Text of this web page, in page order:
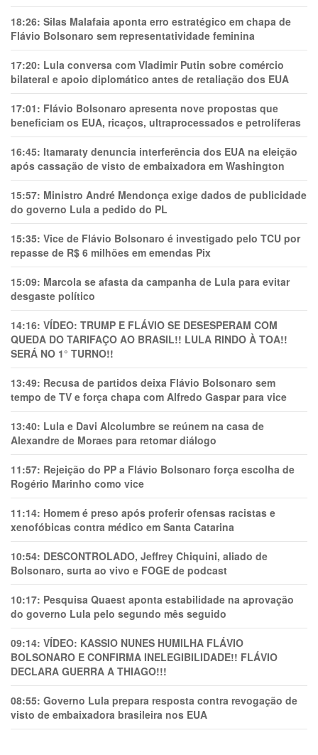
18:26: Silas Malafaia aponta erro estratégico em chapa de
Flávio Bolsonaro sem representatividade feminina
17:20: Lula conversa com Vladimir Putin sobre comércio
bilateral e apoio diplomático antes de retaliação dos EUA
17:01: Flávio Bolsonaro apresenta nove propostas que
beneficiam os EUA, ricaços, ultraprocessados e petrolíferas
16:45: Itamaraty denuncia interferência dos EUA na eleição
após cassação de visto de embaixadora em Washington
15:57: Ministro André Mendonça exige dados de publicidade
do governo Lula a pedido do PL
15:35: Vice de Flávio Bolsonaro é investigado pelo TCU por
repasse de R$ 6 milhões em emendas Pix
15:09: Marcola se afasta da campanha de Lula para evitar
desgaste político
14:16: VÍDEO: TRUMP E FLÁVIO SE DESESPERAM COM
QUEDA DO TARIFAÇO AO BRASIL!! LULA RINDO À TOA!!
SERÁ NO 1° TURNO!!
13:49: Recusa de partidos deixa Flávio Bolsonaro sem
tempo de TV e força chapa com Alfredo Gaspar para vice
13:40: Lula e Davi Alcolumbre se reúnem na casa de
Alexandre de Moraes para retomar diálogo
11:57: Rejeição do PP a Flávio Bolsonaro força escolha de
Rogério Marinho como vice
11:14: Homem é preso após proferir ofensas racistas e
xenofóbicas contra médico em Santa Catarina
10:54: DESCONTROLADO, Jeffrey Chiquini, aliado de
Bolsonaro, surta ao vivo e FOGE de podcast
10:17: Pesquisa Quaest aponta estabilidade na aprovação
do governo Lula pelo segundo mês seguido
09:14: VÍDEO: KASSIO NUNES HUMlLHA FLÁVIO
BOLSONARO E CONFIRMA INELEGIBILIDADE!! FLÁVIO
DECLARA GUERRA A THIAGO!!!
08:55: Governo Lula prepara resposta contra revogação de
visto de embaixadora brasileira nos EUA